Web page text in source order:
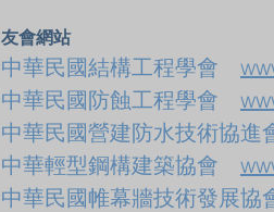
友會網站
中華民國結構工程學會
中華民國防蝕工程學會
中華民國營建防水技術協
中華輕型鋼構建築協會
中華民國帷幕牆技術發展